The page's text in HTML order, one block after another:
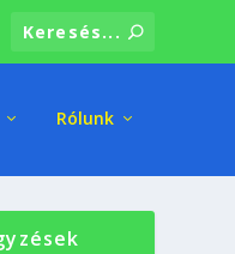
Rólunk